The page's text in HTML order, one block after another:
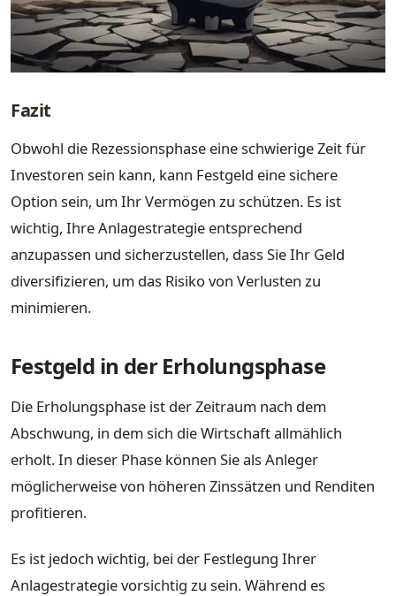
Fazit
Obwohl die Rezessionsphase eine schwierige Zeit für
Investoren sein kann, kann Festgeld eine sichere
Option sein, um Ihr Vermögen zu schützen. Es ist
wichtig, Ihre Anlagestrategie entsprechend
anzupassen und sicherzustellen, dass Sie Ihr Geld
diversifizieren, um das Risiko von Verlusten zu
minimieren.
Festgeld in der Erholungsphase
Die Erholungsphase ist der Zeitraum nach dem
Abschwung, in dem sich die Wirtschaft allmählich
erholt. In dieser Phase können Sie als Anleger
möglicherweise von höheren Zinssätzen und Renditen
profitieren.
Es ist jedoch wichtig, bei der Festlegung Ihrer
Anlagestrategie vorsichtig zu sein. Während es